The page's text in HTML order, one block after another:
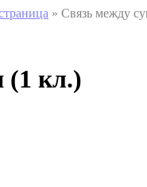
» Связь между
(1 кл.)